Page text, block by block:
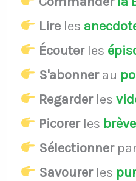
Lireles
Écouterles
S'abonnerau
Regarderles
Picorerles
Sélectionner
Savourerles